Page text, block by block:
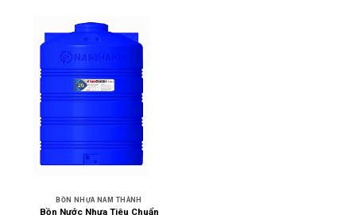
BỒN NHỰA NAM THÀNH
Bồn Nước Nhựa Tiêu Chuẩn